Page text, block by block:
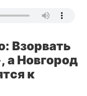
Взорвать
а Новгород
к